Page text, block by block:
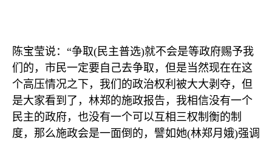
陈宝莹说：“争取(民主普选)就不会是等政府赐予我
们的，市民一定要自己去争取，但是当然现在在这
个高压情况之下，我们的政治权利被大大剥夺，但
是大家看到了，林郑的施政报告，我相信没有一个
民主的政府，也没有一个可以互相三权制衡的制
度，那么施政会是一面倒的，譬如她(林郑月娥)强调